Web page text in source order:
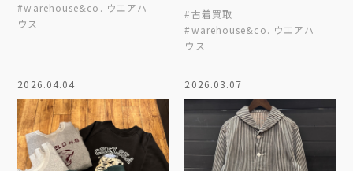
#warehouse&co. ウエアハ
ウス
#古着買取
#warehouse&co. ウエアハ
ウス
2026.04.04 2026.03.07